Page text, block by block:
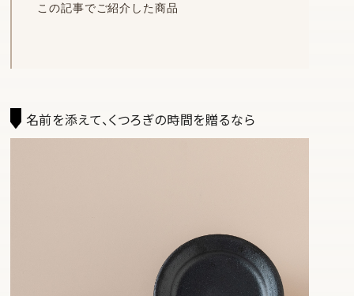
この記事でご紹介した商品
名前を添えて、くつろぎの時間を贈るなら